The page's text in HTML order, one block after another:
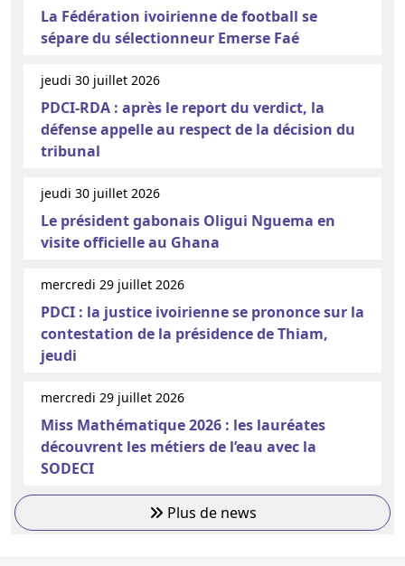
La Fédération ivoirienne de football se
sépare du sélectionneur Emerse Faé
jeudi 30 juillet 2026
PDCI-RDA : après le report du verdict, la
défense appelle au respect de la décision du
tribunal
jeudi 30 juillet 2026
Le président gabonais Oligui Nguema en
visite officielle au Ghana
mercredi 29 juillet 2026
PDCI : la justice ivoirienne se prononce sur la
contestation de la présidence de Thiam,
jeudi
mercredi 29 juillet 2026
Miss Mathématique 2026 : les lauréates
découvrent les métiers de l’eau avec la
SODECI
Plus de news